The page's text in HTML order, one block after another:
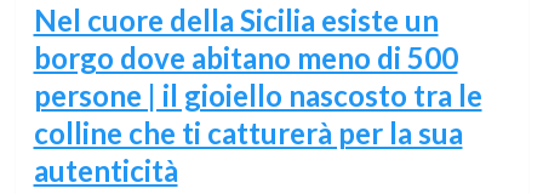
Nel cuore della Sicilia esiste un
borgo dove abitano meno di 500
persone | il gioiello nascosto tra le
colline che ti catturerà per la sua
autenticità